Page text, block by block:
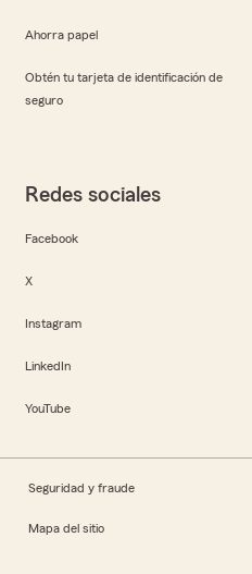
Ahorra papel
Obtén tu tarjeta de identificación de
seguro
Redes sociales
Facebook
X
Instagram
LinkedIn
YouTube
Seguridad y fraude
Mapa del sitio